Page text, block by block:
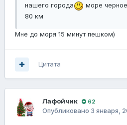
нашего города
море
80 км
Мне до моря 15 минут пешком)
Цитата
Лафойчик 62
Опубликовано 3 января,